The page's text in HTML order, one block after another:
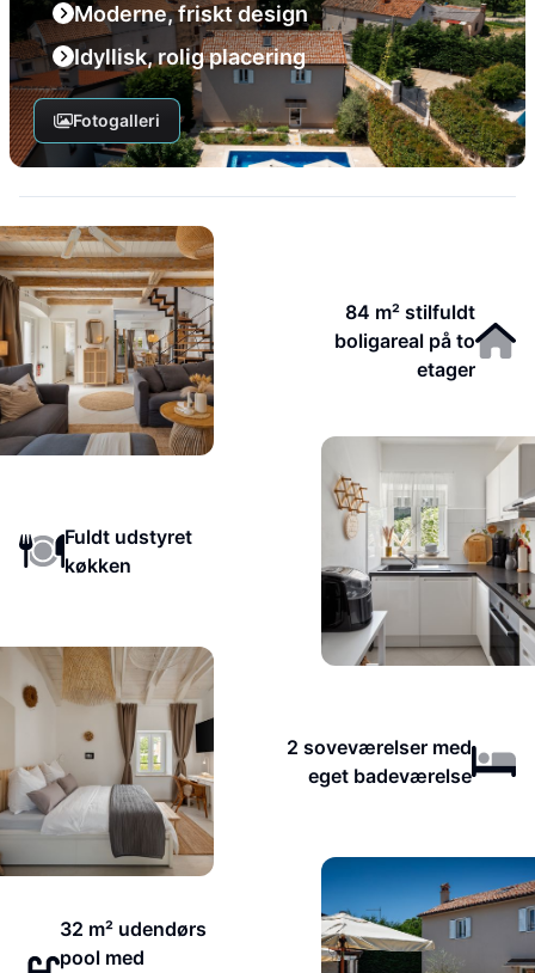
Moderne, friskt design
Idyllisk, rolig placering
Fotogalleri
84 m² stilfuldt
boligareal på to
etager
Fuldt udstyret
køkken
2 soveværelser med
eget badeværelse
32 m² udendørs
pool med